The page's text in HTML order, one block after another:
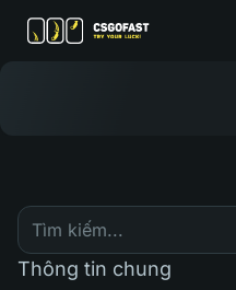
Thông tin chung